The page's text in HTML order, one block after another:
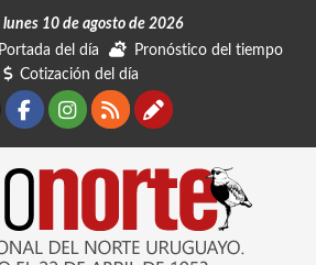
lunes 10 de agosto de 2026
Portada del día
Pronóstico del tiempo
Cotización del día
Facebook
Instagram
RSSContáctanos